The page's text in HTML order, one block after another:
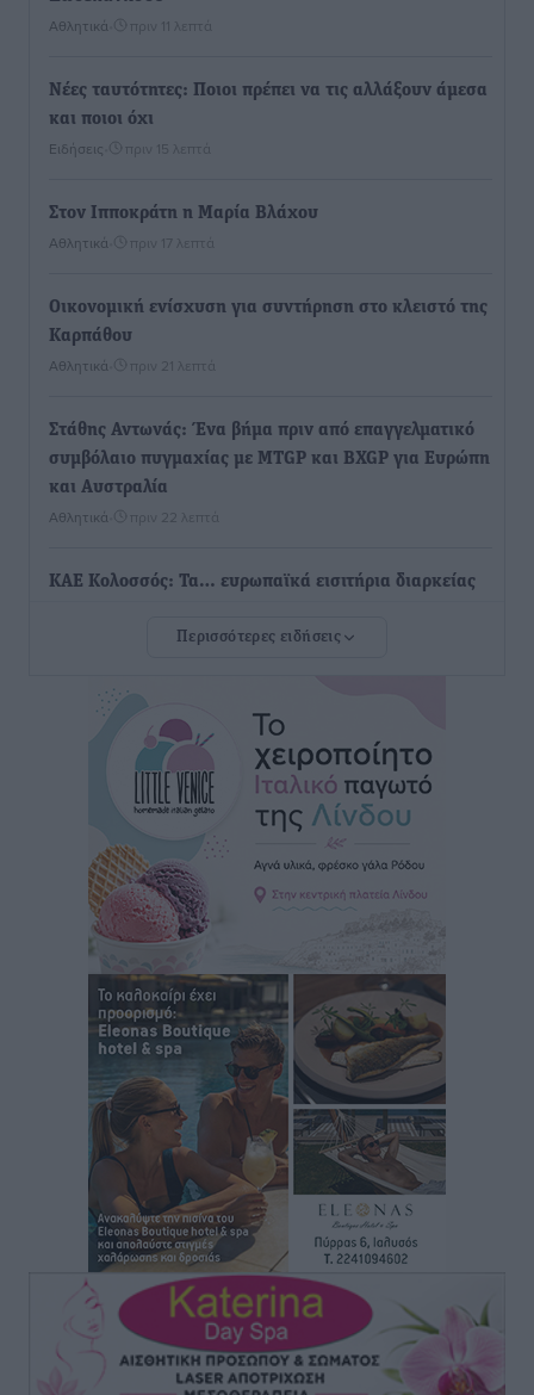
Αθλητικά πριν 11 λεπτά
Νέες ταυτότητες: Ποιοι πρέπει να τις αλλάξουν άμεσα
και ποιοι όχι
Ειδήσεις πριν 15 λεπτά
Στον Ιπποκράτη η Μαρία Βλάχου
Αθλητικά πριν 17 λεπτά
Οικονομική ενίσχυση για συντήρηση στο κλειστό της
Καρπάθου
Αθλητικά πριν 21 λεπτά
Στάθης Αντωνάς: Ένα βήμα πριν από επαγγελματικό
συμβόλαιο πυγμαχίας με MTGP και BXGP για Ευρώπη
και Αυστραλία
Αθλητικά πριν 22 λεπτά
ΚΑΕ Κολοσσός: Τα… ευρωπαϊκά εισιτήρια διαρκείας
Αθλητικά • πριν 25 λεπτά
Η Μανίσα πήρε Buie και Davis
• πριν 27 λεπτά
Γ.Σ. Ηπιόνη: «Προπονητική ομάδα με εμπειρία,
επιστημονική γνώση και σύγχρονες μεθόδους»
Αθλητικά • πριν 28 λεπτά
Α.Σ. Ρόδος: Ξανά στα «πράσινα» ο Νίκος Κοντίτσης
Αθλητικά• πριν 31 λεπτά
Συναυλία Μάριου Φραγκούλη – Γιώργου Περρή στην
Πολιτιστικά• πριν 43 λεπτά
Την άρση των εμποδίων για την άμεση λειτουργία του
βρεφονηπιακού σταθμού στην Κάσο, ζητά ο Μάνος
Κόνσολας
Τοπικές Ειδήσεις• πριν 1 ώρα
Κλειστή αύριο βράδυ η παραλιακή οδός στο λιμάνι της
Περισσότερες ειδήσεις